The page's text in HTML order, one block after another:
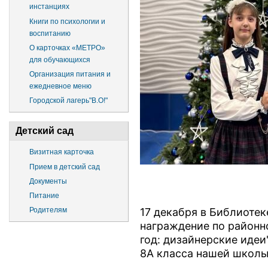
инстанциях
Книги по психологии и
воспитанию
О карточках «МЕТРО»
для обучающихся
Организация питания и
ежедневное меню
Городской лагерь"В.О!"
Детский сад
Визитная карточка
Прием в детский сад
Документы
Питание
Родителям
17 декабря в
награждение по
год: дизайнерские
8А класса нашей